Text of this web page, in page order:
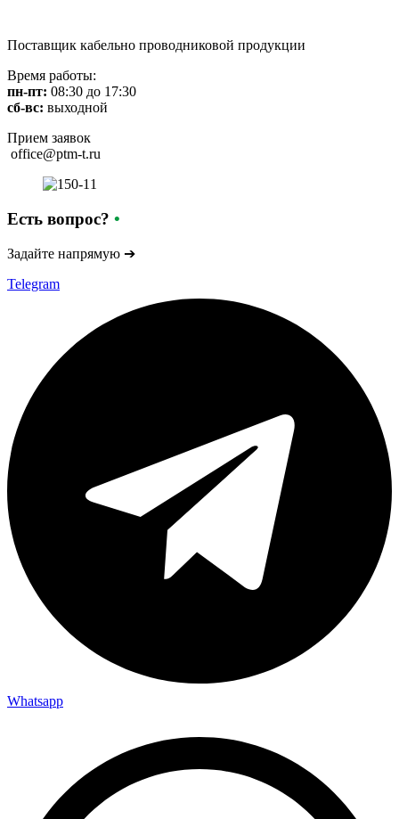
содержимому
Поставщик кабельно проводниковой продукции
Время работы:
пн-пт: 08:30 до 17:30
сб-вс: выходной
Прием заявок
office@ptm-t.ru
Есть вопрос? •
Задайте напрямую ➔
Telegram
Whatsapp